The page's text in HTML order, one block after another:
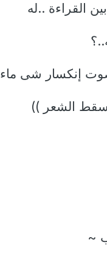
القراءة ..له
إنكسار شى ماء
الشعر ))
~